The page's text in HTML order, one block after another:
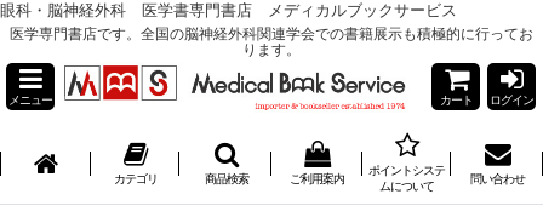
眼科・脳神経外科 医学書専門書店 メディカルブックサービス
医学専門書店です。全国の脳神経外科関連学会での書籍展示も積極的に行ってお
ります。
メニュー カート ログイン
カテゴリ 商品検索 ご利用案内
ポイントシステ
ムについて
問い合わせ